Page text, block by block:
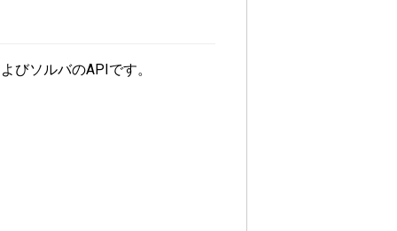
びソルバのAPIです。